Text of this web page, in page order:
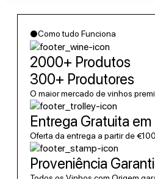
●Como tudo Funciona
2000+ Produtos
300+ Produtores
O maior mercado de vinhos
Entrega Gratuita
Oferta da entrega a partir de
Proveniência